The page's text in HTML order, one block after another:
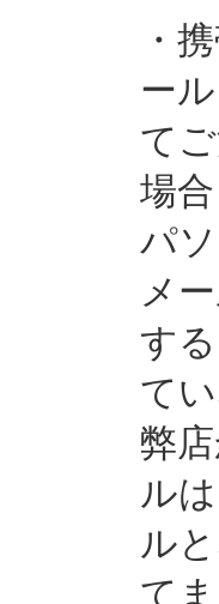
・
ー
て
場合
パ
メ
す
て
弊
ル
ル
て